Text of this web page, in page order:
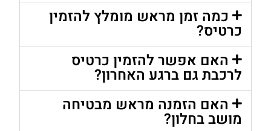
כמה זמן מראש מומלץ להזמין
כרטיס?
האם אפשר להזמין כרטיס
לרכבת גם ברגע האחרון?
האם הזמנה מראש מבטיחה
מושב בחלון?